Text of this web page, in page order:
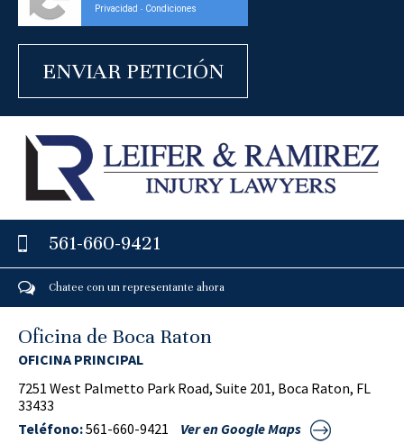
Privacidad - Condiciones
561-660-9421
Chatee con un representante ahora
Oficina de Boca Raton
OFICINA PRINCIPAL
7251 West Palmetto Park Road, Suite 201, Boca Raton, FL
33433
Teléfono:561-660-9421 Ver en Google Maps